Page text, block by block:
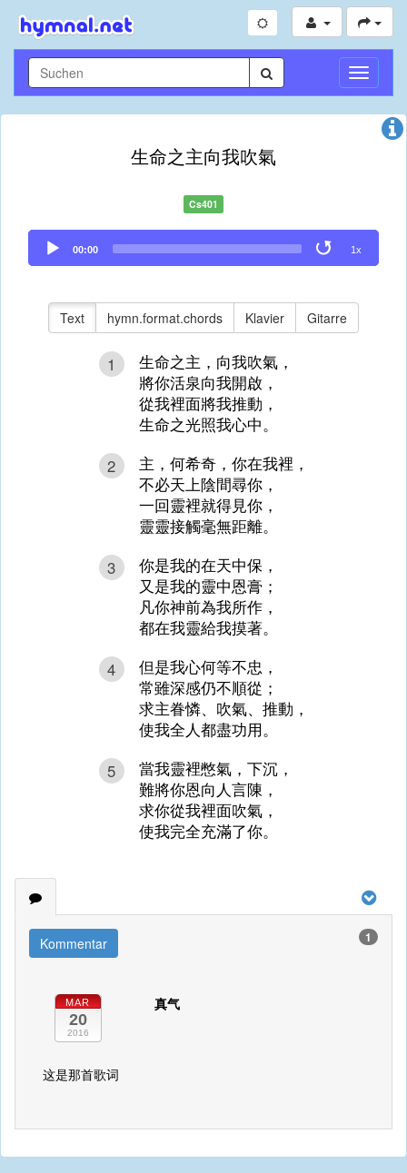
生命之主向我吹氣
Cs401
Audio
Player
00:00 1x
Text hymn.format.chords Klavier Gitarre
1
生命之主，向我吹氣，
將你活泉向我開啟，
從我裡面將我推動，
生命之光照我心中。
2
主，何希奇，你在我裡，
不必天上陰間尋你，
一回靈裡就得見你，
靈靈接觸毫無距離。
3
你是我的在天中保，
又是我的靈中恩膏；
凡你神前為我所作，
都在我靈給我摸著。
4
但是我心何等不忠，
常雖深感仍不順從；
求主眷憐、吹氣、推動，
使我全人都盡功用。
5
當我靈裡憋氣，下沉，
難將你恩向人言陳，
求你從我裡面吹氣，
使我完全充滿了你。
Kommentar 1
MAR
20
2016
真气
这是那首歌词